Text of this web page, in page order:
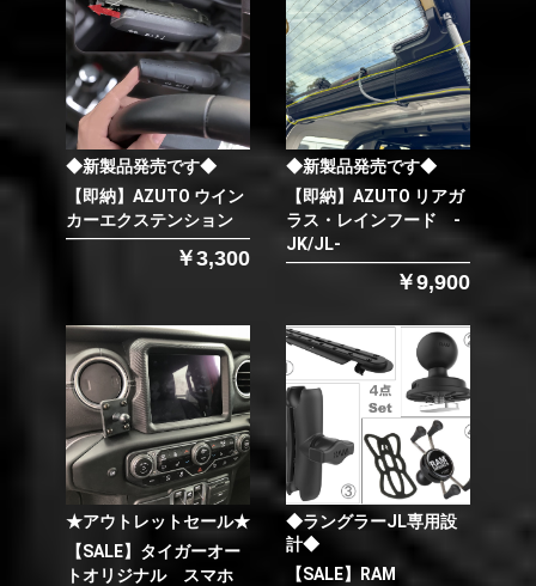
◆新製品発売です◆
【即納】AZUTO ウイン
カーエクステンション
￥3,300
◆新製品発売です◆
【即納】AZUTO リアガ
ラス・レインフード -
JK/JL-
￥9,900
★アウトレットセール★
【SALE】タイガーオー
トオリジナル スマホ
◆ラングラーJL専用設
計◆
【SALE】RAM